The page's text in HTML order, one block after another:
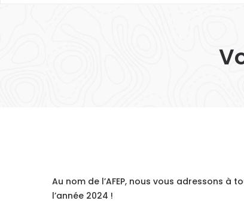
Au nom de l’AFEP, nous vous adressons
l’année 2024 !